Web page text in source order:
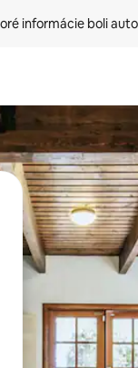
informácie boli